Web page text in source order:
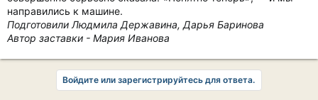
направились к машине.
Подготовили Людмила Державина, Дарья Баринова
Автор заставки - Мария Иванова
Войдите или зарегистрируйтесь для ответа.